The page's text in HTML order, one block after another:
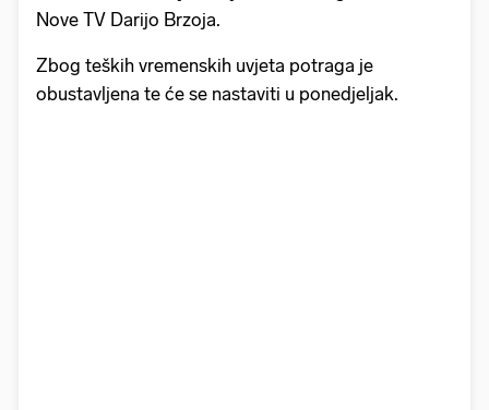
Nove TV Darijo Brzoja.
Zbog teških vremenskih uvjeta potraga je
obustavljena te će se nastaviti u ponedjeljak.